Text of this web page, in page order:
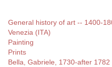
General history of art -- 1400-
Venezia (ITA)
Painting
Prints
Bella, Gabriele, 1730-after 1782